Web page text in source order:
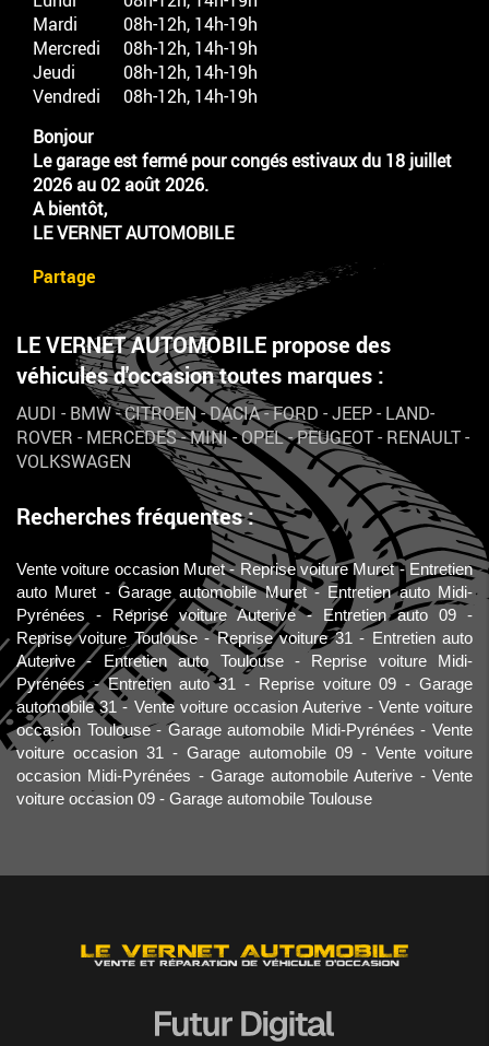
Mardi
08h-12h, 14h-19h
Mercredi
08h-12h, 14h-19h
Jeudi
08h-12h, 14h-19h
Vendredi
08h-12h, 14h-19h
Bonjour
Le garage est fermé pour congés estivaux du 18 juillet
2026 au 02 août 2026.
A bientôt,
LE VERNET AUTOMOBILE
Partage
LE VERNET AUTOMOBILE propose des
véhicules d'occasion toutes marques :
AUDI - BMW-CITROEN-DACIA-FORD -JEEP- LAND-
ROVER - MERCEDES-MINI-OPEL-PEUGEOT- RENAULT-
VOLKSWAGEN
Recherches fréquentes :
Vente voiture occasion Muret Reprise voiture Muret
Entretien
auto Muret
Garage automobile Muret
Entretien auto Midi-
Pyrénées
Reprise voiture Auterive
Entretien auto 09
Reprise voiture Toulouse
Reprise voiture 31
Entretien auto
Auterive
Entretien auto Toulouse
Reprise voiture Midi-
Pyrénées
Entretien auto 31 Reprise voiture 09
Garage
automobile 31
Vente voiture occasion Auterive
Vente voiture
occasion Toulouse
Garage automobile Midi-Pyrénées
Vente
voiture occasion 31
Garage automobile 09
Vente voiture
occasion Midi-Pyrénées
Garage automobile Auterive
Vente
voiture occasion 09
Garage automobile Toulouse